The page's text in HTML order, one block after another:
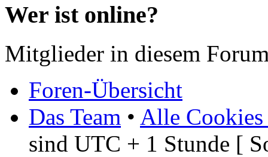
Wer ist online?
Mitglieder in diesem
Foren-Übersicht
Das Team • Alle Cookies
sind UTC + 1 Stunde [